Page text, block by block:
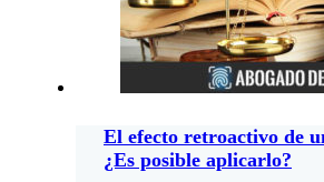
El efecto retroactivo de
¿Es posible aplicarlo?